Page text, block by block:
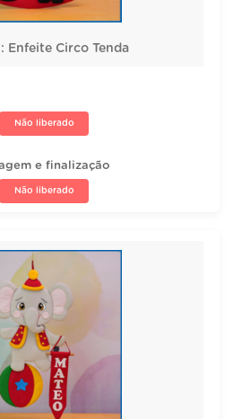
Enfeite Circo Tenda
Não liberado
e finalização
Não liberado